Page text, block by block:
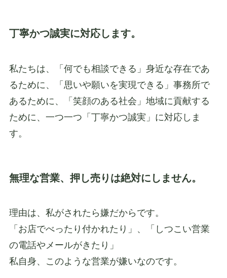
丁寧かつ誠実に対応します。
私たちは、「何でも相談できる」身近な存在であ
るために、「思いや願いを実現できる」事務所で
あるために、「笑顔のある社会」地域に貢献する
ために、一つ一つ「丁寧かつ誠実」に対応しま
す。
無理な営業、押し売りは絶対にしません。
理由は、私がされたら嫌だからです。
「お店でべったり付かれたり」、「しつこい営業
の電話やメールがきたり」
私自身、このような営業が嫌いなのです。